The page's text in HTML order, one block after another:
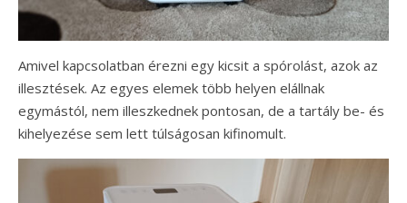
Amivel kapcsolatban érezni egy kicsit a spórolást, azok az
illesztések. Az egyes elemek több helyen elállnak
egymástól, nem illeszkednek pontosan, de a tartály be- és
kihelyezése sem lett túlságosan kifinomult.